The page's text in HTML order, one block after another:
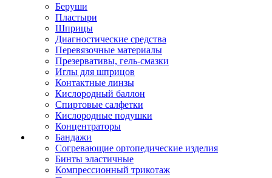
Беруши
Пластыри
Шприцы
Диагностические средства
Перевязочные материалы
Презервативы, гель-смазки
Иглы для шприцов
Контактные линзы
Кислородный баллон
Спиртовые салфетки
Кислородные подушки
Концентраторы
Бандажи
Согревающие ортопедические изделия
Бинты эластичные
Компрессионный трикотаж